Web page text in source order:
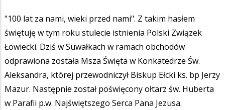
"100 lat za nami, wieki przed nami". Z takim hasłem
świętuję w tym roku stulecie istnienia Polski Związek
Łowiecki. Dziś w Suwałkach w ramach obchodów
odprawiona została Msza Święta w Konkatedrze Św.
Aleksandra, której przewodniczył Biskup Ełcki ks. bp Jerzy
Mazur. Następnie został poświęcony ołtarz św. Huberta
w Parafii p.w. Najświętszego Serca Pana Jezusa.